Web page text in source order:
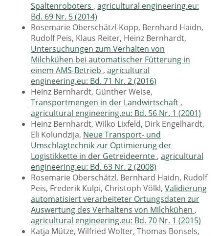
Spaltenroboters , agricultural engineering.eu:
Bd. 69 Nr. 5 (2014)
Rosemarie Oberschätzl-Kopp, Bernhard Haidn,
Rudolf Peis, Klaus Reiter, Heinz Bernhardt,
Untersuchungen zum Verhalten von
Milchkühen bei automatischer Fütterung in
einem AMS-Betrieb , agricultural
engineering.eu: Bd. 71 Nr. 2 (2016)
Heinz Bernhardt, Günther Weise,
Transportmengen in der Landwirtschaft ,
agricultural engineering.eu: Bd. 56 Nr. 1 (2001)
Heinz Bernhardt, Wilko Lixfeld, Dirk Engelhardt,
Eli Kolundzija, Neue Transport- und
Umschlagtechnik zur Optimierung der
Logistikkette in der Getreideernte , agricultural
engineering.eu: Bd. 63 Nr. 2 (2008)
Rosemarie Oberschätzl, Bernhard Haidn, Rudolf
Peis, Frederik Kulpi, Christoph Völkl, Validierung
automatisiert verarbeiteter Ortungsdaten zur
Auswertung des Verhaltens von Milchkühen ,
agricultural engineering.eu: Bd. 70 Nr. 1 (2015)
Katja Mütze, Wilfried Wolter, Thomas Bonsels,